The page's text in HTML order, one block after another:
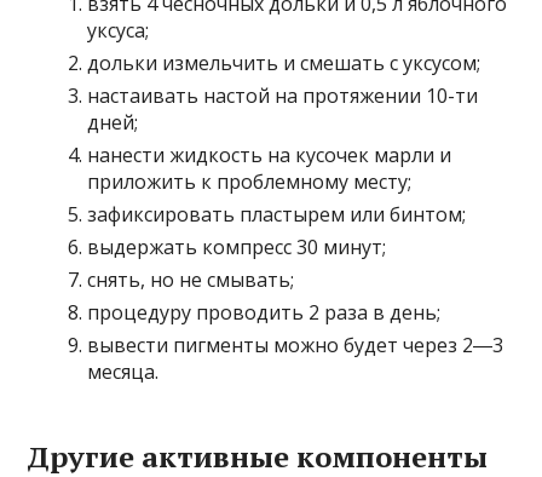
уксуса;
дольки измельчить и смешать с уксусом;
настаивать настой на протяжении 10-ти
дней;
нанести жидкость на кусочек марли и
приложить к проблемному месту;
зафиксировать пластырем или бинтом;
выдержать компресс 30 минут;
снять, но не смывать;
процедуру проводить 2 раза в день;
вывести пигменты можно будет через 2―3
месяца.
Другие активные компоненты